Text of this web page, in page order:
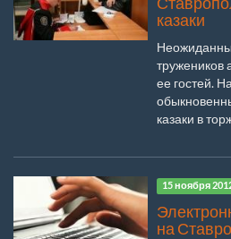
казаки
тружеников
ее гостей.
казаки в
15 ноября
на